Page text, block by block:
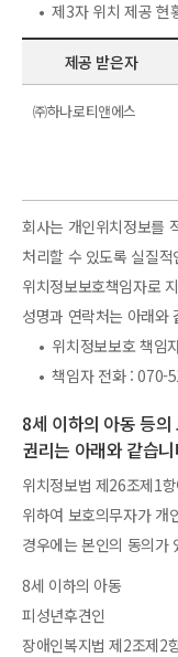
• 제3자 위치 제공 현
제공 받은자
㈜하나로티앤에스
회사는 개인위치정보를
처리할 수 있도록 실질
위치정보보호책임자로
성명과 연락처는 아래와
• 위치정보보호 책임
• 책임자 전화 : 070-
8세 이하의 아동 등
권리는 아래와 같습
위치정보법 제26조제1
위하여 보호의무자가 개
경우에는 본인의 동의가
8세 이하의 아동
피성년후견인
장애인복지법 제2조제2